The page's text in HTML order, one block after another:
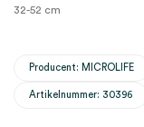
32-52 cm
Producent: MICROLIFE
Artikelnummer: 30396